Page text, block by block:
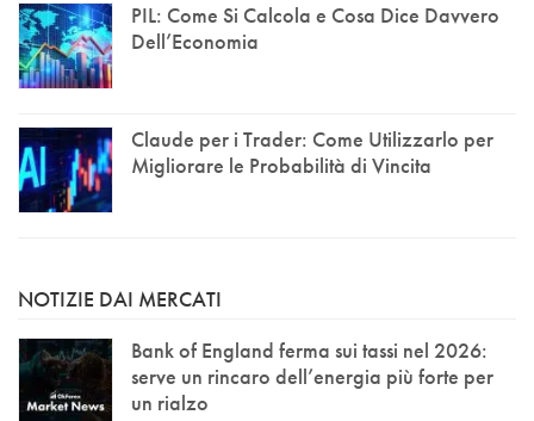
PIL: Come Si Calcola e Cosa Dice Davvero
Dell’Economia
Claude per i Trader: Come Utilizzarlo per
Migliorare le Probabilità di Vincita
NOTIZIE DAI MERCATI
Bank of England ferma sui tassi nel 2026:
serve un rincaro dell’energia più forte per
un rialzo